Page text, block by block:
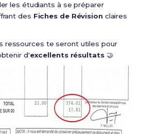
les étudiants à se préparer
des Fiches de Révisionclaires
ressources te seront utiles pour
d'excellents résultats🤝